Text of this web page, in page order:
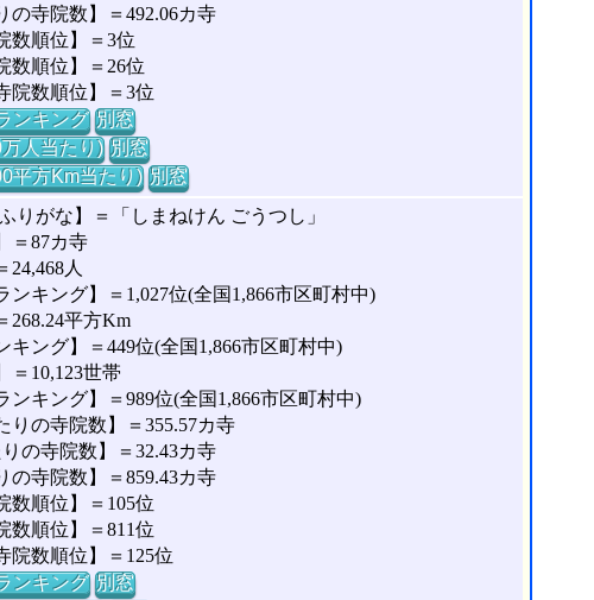
の寺院数】＝492.06カ寺
数順位】＝3位
数順位】＝26位
院数順位】＝3位
ンキング 別窓
人当たり) 別窓
平方Km当たり) 別窓
りがな】＝「しまねけん ごうつし」
＝87カ寺
24,468人
ンキング】＝1,027位(全国1,866市区町村中)
268.24平方Km
キング】＝449位(全国1,866市区町村中)
＝10,123世帯
ンキング】＝989位(全国1,866市区町村中)
りの寺院数】＝355.57カ寺
の寺院数】＝32.43カ寺
の寺院数】＝859.43カ寺
数順位】＝105位
数順位】＝811位
院数順位】＝125位
ンキング 別窓